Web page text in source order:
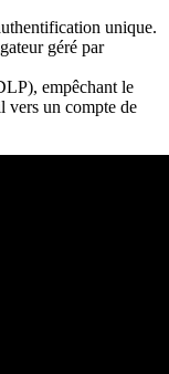
unique.
géré par
empêchant le
vers un compte de